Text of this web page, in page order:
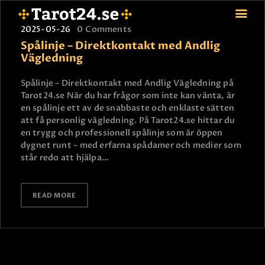
HEM
ASTROLOGI
STJÄRNTECKEN
TAROT
SPÅDAM-SIERSKA
BLOGG
JOBBA SOM SPÅDAM
BETALNING
2025-05-26 0 Comments
Spålinje – Direktkontakt med Andlig
Vägledning
Spålinje – Direktkontakt med Andlig Vägledning på
Tarot24.se När du har frågor som inte kan vänta, är
en spålinje ett av de snabbaste och enklaste sätten
att få personlig vägledning. På Tarot24.se hittar du
en trygg och professionell spålinje som är öppen
dygnet runt – med erfarna spådamer och medier som
står redo att hjälpa…
READ MORE